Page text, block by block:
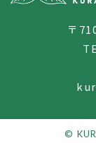
〒
©